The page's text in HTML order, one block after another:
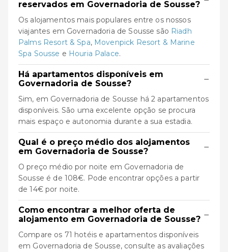
reservados em Governadoria de Sousse?
Os alojamentos mais populares entre os nossos
viajantes em Governadoria de Sousse são Riadh
Palms Resort & Spa, Movenpick Resort & Marine
Spa Sousse e Houria Palace.
Há apartamentos disponíveis em
Governadoria de Sousse?
−
Sim, em Governadoria de Sousse há 2 apartamentos
disponíveis. São uma excelente opção se procura
mais espaço e autonomia durante a sua estadia.
Qual é o preço médio dos alojamentos
em Governadoria de Sousse?
−
O preço médio por noite em Governadoria de
Sousse é de 108€. Pode encontrar opções a partir
de 14€ por noite.
Como encontrar a melhor oferta de
alojamento em Governadoria de Sousse? −
Compare os 71 hotéis e apartamentos disponíveis
em Governadoria de Sousse, consulte as avaliações